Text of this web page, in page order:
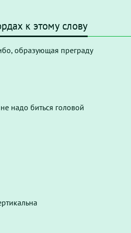
к этому слову
образующая преграду
надо биться головой